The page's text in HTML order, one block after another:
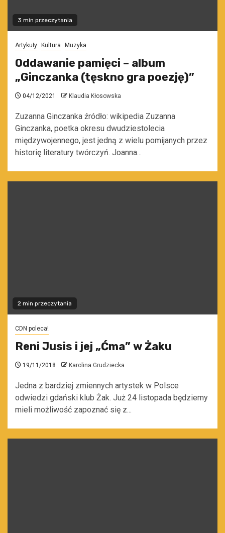
3 min przeczytania
Artykuły Kultura Muzyka
Oddawanie pamięci – album
„Ginczanka (tęskno gra poezję)”
04/12/2021 Klaudia Kłosowska
Zuzanna Ginczanka źródło: wikipedia Zuzanna
Ginczanka, poetka okresu dwudziestolecia
międzywojennego, jest jedną z wielu pomijanych przez
historię literatury twórczyń. Joanna...
2 min przeczytania
CDN poleca!
Reni Jusis i jej „Ćma” w Żaku
19/11/2018 Karolina Grudziecka
Jedna z bardziej zmiennych artystek w Polsce
odwiedzi gdański klub Żak. Już 24 listopada będziemy
mieli możliwość zapoznać się z...